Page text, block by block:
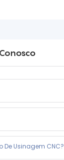
De Usinagem CNC?